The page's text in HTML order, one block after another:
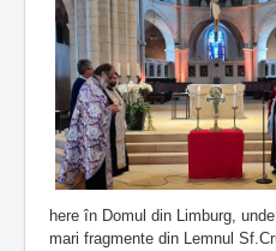
here în Domul din Limburg,
mari fragmente din Lemnul